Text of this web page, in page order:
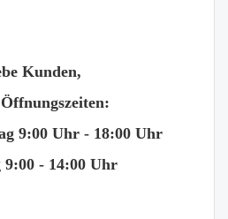
Kunden,
9:00 Uhr - 18:00 Uhr
9:00 - 14:00 Uhr